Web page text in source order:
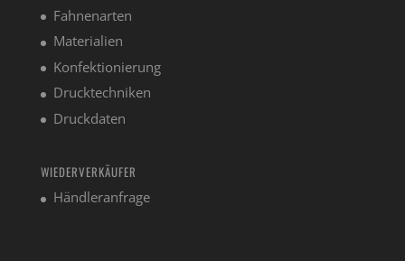
Fahnenarten
Materialien
Konfektionierung
Drucktechniken
Druckdaten
WIEDERVERKÄUFER
Händleranfrage